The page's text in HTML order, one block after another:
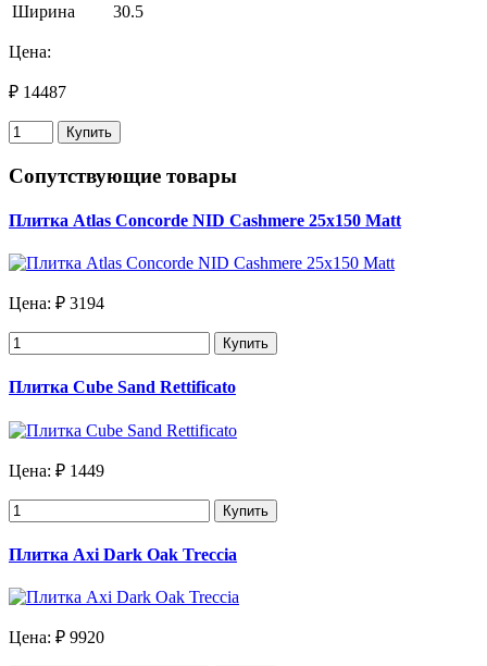
Ширина
30.5
Цена:
₽ 14487
Купить
Сопутствующие товары
Плитка Atlas Concorde NID Cashmere 25x150 Matt
Цена: ₽ 3194
Купить
Плитка Cube Sand Rettificato
Цена: ₽ 1449
Купить
Плитка Axi Dark Oak Treccia
Цена: ₽ 9920